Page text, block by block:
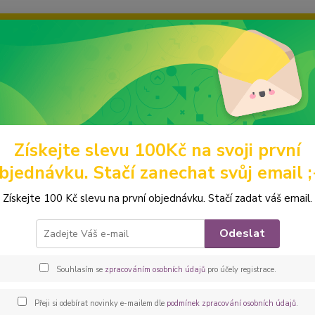
grafiku? Mám jich mnohem víc – napište mi a společně
Hledat
Domácí mazlíčci Výstavní pamlskovníky Stafbulíci Peštovka
Výstavní pamlskovník
látky
Získejte slevu 100Kč na svoji první
Stačí zanechat svůj email
Získejte 100 Kč slevu na první objednávku. Stačí zadat váš email.
Odeslat
Souhlasím se zpracováním osobních údajůpro účely registrace.
Přeji si odebírat novinky e-mailem dle podmínek zpracování osobních údajů.